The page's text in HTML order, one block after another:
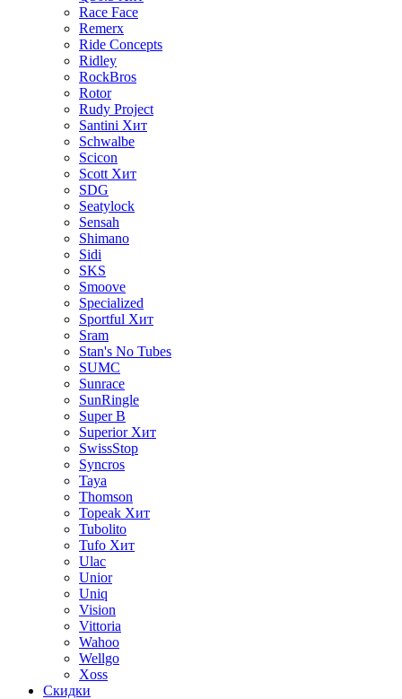
Race Face
Remerx
Ride Concepts
Ridley
RockBros
Rotor
Rudy Project
Santini Хит
Schwalbe
Scicon
Scott Хит
SDG
Seatylock
Sensah
Shimano
Sidi
SKS
Smoove
Specialized
Sportful Хит
Sram
Stan's No Tubes
SUMC
Sunrace
SunRingle
Super B
Superior Хит
SwissStop
Syncros
Taya
Thomson
Topeak Хит
Tubolito
Tufo Хит
Ulac
Unior
Uniq
Vision
Vittoria
Wahoo
Wellgo
Xoss
Скидки